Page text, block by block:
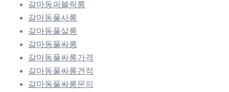
갈마동퍼블릭룸
갈마동풀사롱
갈마동풀살롱
갈마동풀싸롱
갈마동풀싸롱가격
갈마동풀싸롱견적
갈마동풀싸롱문의